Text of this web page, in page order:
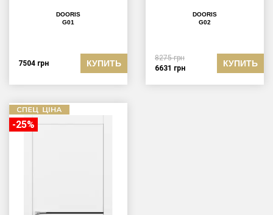
DOORIS
G01
7504 грн КУПИТЬ
DOORIS
G02
8275грн
6631 грн КУПИТЬ
-25%